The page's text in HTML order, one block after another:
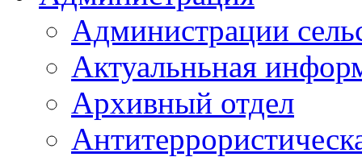
Администрации
Актуальньная
Архивный отдел